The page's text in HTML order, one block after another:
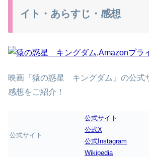
イト・あらすじ・感想
映画『猿の惑星 キングダム』の公式
感想をご紹介！
公式サイト
公式サイト
公式X
公式Instagram
Wikipedia